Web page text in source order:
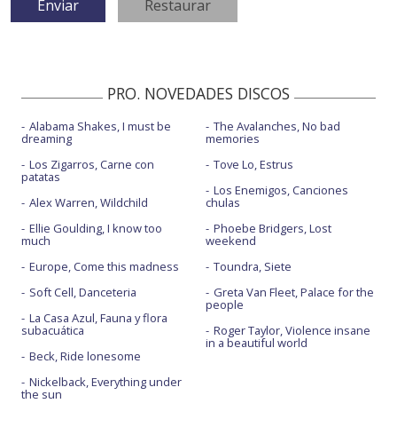
PRO. NOVEDADES DISCOS
Alabama Shakes, I must be
dreaming
Los Zigarros, Carne con
patatas
Alex Warren, Wildchild
Ellie Goulding, I know too
much
Europe, Come this madness
Soft Cell, Danceteria
La Casa Azul, Fauna y flora
subacuática
Beck, Ride lonesome
Nickelback, Everything under
the sun
The Avalanches, No bad
memories
Tove Lo, Estrus
Los Enemigos, Canciones
chulas
Phoebe Bridgers, Lost
weekend
Toundra, Siete
Greta Van Fleet, Palace for the
people
Roger Taylor, Violence insane
in a beautiful world